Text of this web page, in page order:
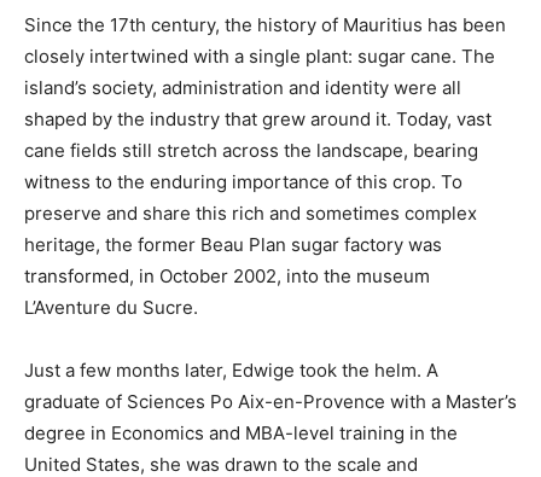
Since the 17th century, the history of Mauritius has been
closely intertwined with a single plant: sugar cane. The
island’s society, administration and identity were all
shaped by the industry that grew around it. Today, vast
cane fields still stretch across the landscape, bearing
witness to the enduring importance of this crop. To
preserve and share this rich and sometimes complex
heritage, the former Beau Plan sugar factory was
transformed, in October 2002, into the museum
L’Aventure du Sucre.
Just a few months later, Edwige took the helm. A
graduate of Sciences Po Aix-en-Provence with a Master’s
degree in Economics and MBA-level training in the
United States, she was drawn to the scale and